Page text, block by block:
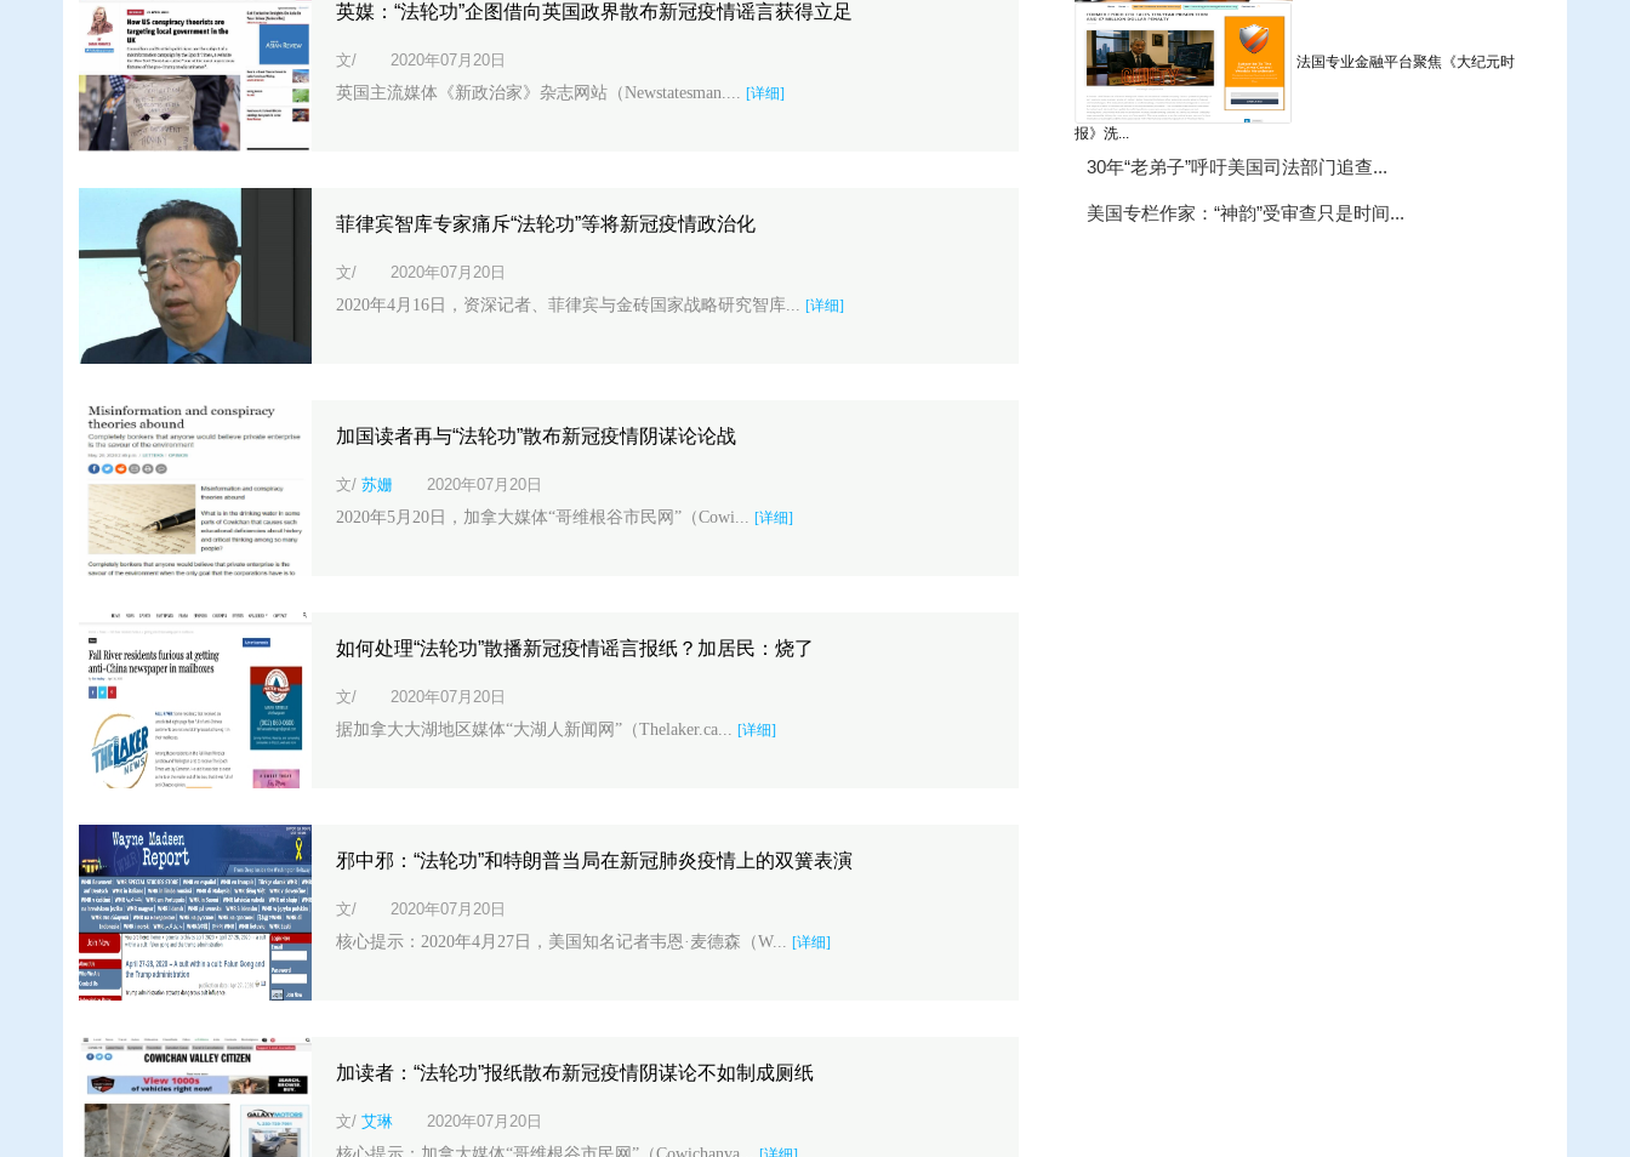
英媒：“法轮功”企图借向英国政界散布新冠疫情谣言获得立足
文/
2020年07月20日
英国主流媒体《新政治家》杂志网站（Newstatesman.... [详细]
菲律宾智库专家痛斥“法轮功”等将新冠疫情政治化
文/
2020年07月20日
2020年4月16日，资深记者、菲律宾与金砖国家战略研究智库... [详细]
加国读者再与“法轮功”散布新冠疫情阴谋论论战
文/ 苏姗
2020年07月20日
2020年5月20日，加拿大媒体“哥维根谷市民网”（Cowi... [详细]
如何处理“法轮功”散播新冠疫情谣言报纸？加居民：烧了
文/
2020年07月20日
据加拿大大湖地区媒体“大湖人新闻网”（Thelaker.ca... [详细]
邪中邪：“法轮功”和特朗普当局在新冠肺炎疫情上的双簧表演
文/
2020年07月20日
核心提示：2020年4月27日，美国知名记者韦恩·麦德森（W... [详细]
加读者：“法轮功”报纸散布新冠疫情阴谋论不如制成厕纸
文/ 艾琳
2020年07月20日
法国专业金融平台聚焦《大纪元时
报》洗...
30年“老弟子”呼吁美国司法部门追查...
美国专栏作家：“神韵”受审查只是时间...